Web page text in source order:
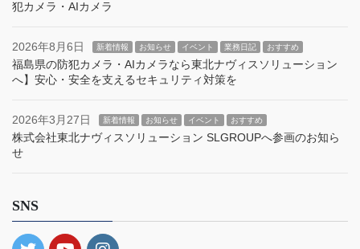
犯カメラ・AIカメラ
2026年8月6日 新着情報 お知らせ イベント 業務日記 おすすめ
福島県の防犯カメラ・AIカメラなら東北ナヴィスソリューション
へ】安心・安全を支えるセキュリティ対策を
2026年3月27日 新着情報 お知らせ イベント おすすめ
株式会社東北ナヴィスソリューション SLGROUPへ参画のお知ら
せ
SNS